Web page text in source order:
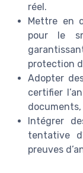
réel.
Mettre en
pour le
protection
Adopter
certifier
Intégrer
tentative
preuves